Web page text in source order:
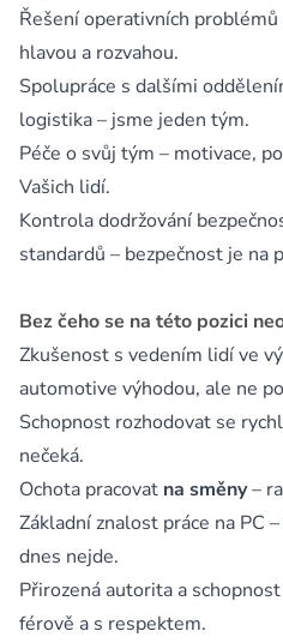
Řešení operativních
hlavou a rozvahou.
Spolupráce s dalšími
logistika – jsme jeden tým.
Péče o svůj tým – motivace,
Vašich lidí.
Kontrola dodržování
standardů – bezpečnost je na
Bez čeho se na této pozici
Zkušenost s vedením lidí ve
automotive výhodou, ale ne
Schopnost rozhodovat se
nečeká.
Ochota pracovat na směny–
Základní znalost práce na PC
dnes nejde.
Přirozená autorita a
férově a s respektem.